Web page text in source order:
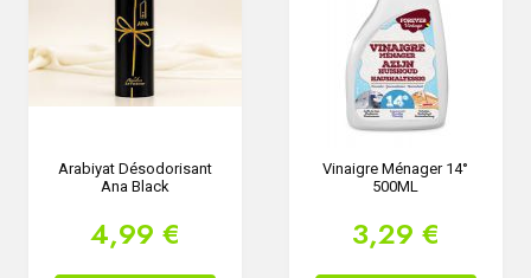
Arabiyat Désodorisant
Ana Black
4,99 €
Vinaigre Ménager 14°
500ML
3,29 €